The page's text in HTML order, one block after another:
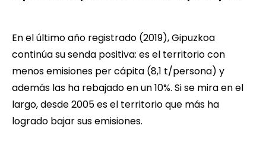
En el último año registrado (2019), Gipuzkoa
continúa su senda positiva: es el territorio con
menos emisiones per cápita (8,1 t/persona) y
además las ha rebajado en un 10%. Si se mira en el
largo, desde 2005 es el territorio que más ha
logrado bajar sus emisiones.